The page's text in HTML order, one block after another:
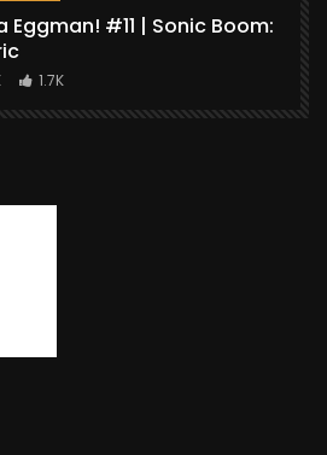
#11 | Sonic Boom:
1.7K